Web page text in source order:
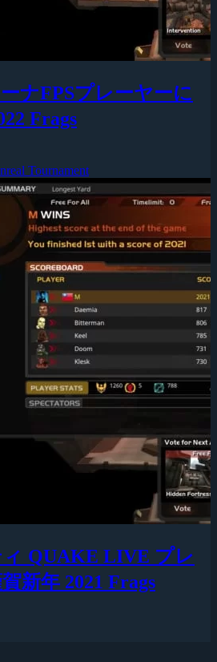
ナFPSプレーヤーに
Frags
Tournament
QUAKE LIVE プレ
新年 2021 Frags